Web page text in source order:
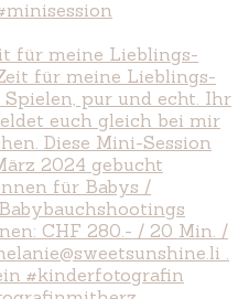
für meine Lieblings-